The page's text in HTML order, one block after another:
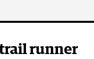
runner